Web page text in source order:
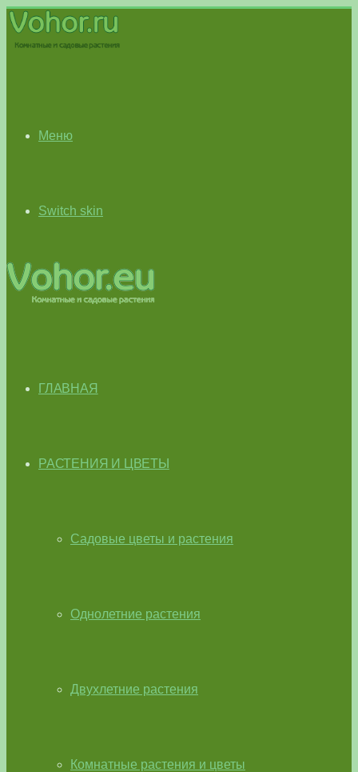
Меню
Switch skin
ГЛАВНАЯ
РАСТЕНИЯ И ЦВЕТЫ
Садовые цветы и растения
Однолетние растения
Двухлетние растения
Комнатные растения и цветы